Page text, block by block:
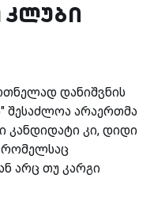
კლუბი
დანიშვნის
შესაძლოა არაერთმა
კანდიდატი კი, დიდი
რომელსაც
არც თუ კარგი